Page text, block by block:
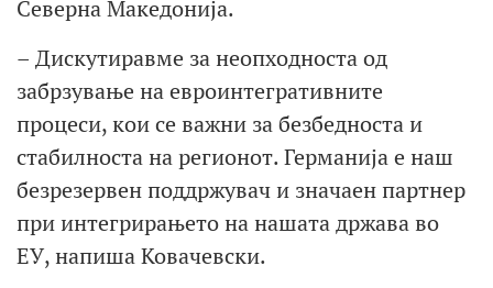
Северна Македонија.
– Дискутиравме за неопходноста од
забрзување на евроинтегративните
процеси, кои се важни за безбедноста и
стабилноста на регионот. Германија е наш
безрезервен поддржувач и значаен партнер
при интегрирањето на нашата држава во
ЕУ, напиша Ковачевски.